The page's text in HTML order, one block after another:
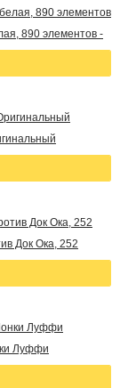
890 элементов -
Док Ока, 252
Луффи